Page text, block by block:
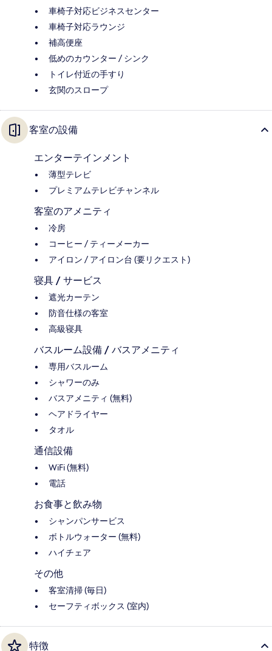
車椅子対応ビジネスセンター
車椅子対応ラウンジ
補高便座
低めのカウンター / シンク
トイレ付近の手すり
玄関のスロープ
客室の設備
エンターテインメント
薄型テレビ
プレミアムテレビチャンネル
客室のアメニティ
冷房
コーヒー / ティーメーカー
アイロン / アイロン台 (要リクエスト)
寝具 / サービス
遮光カーテン
防音仕様の客室
高級寝具
バスルーム設備 / バスアメニティ
専用バスルーム
シャワーのみ
バスアメニティ (無料)
ヘアドライヤー
タオル
通信設備
WiFi (無料)
電話
お食事と飲み物
シャンパンサービス
ボトルウォーター (無料)
ハイチェア
その他
客室清掃 (毎日)
セーフティボックス (室内)
特徴